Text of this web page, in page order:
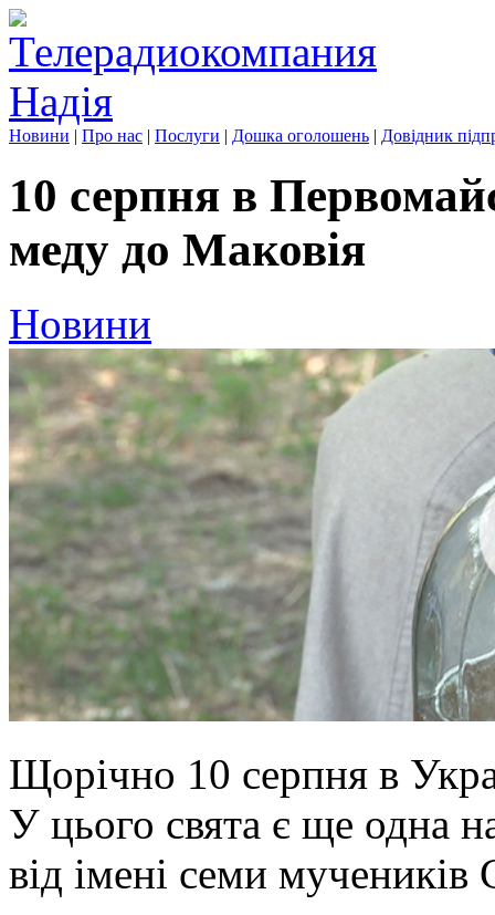
Новини | Про нас | Послуги | Дошка оголошень | Довідник
10 серпня в
меду до Маковія
Новини
Щорічно 10 серпня в
У цього свята є ще одна
від імені семи мучеників